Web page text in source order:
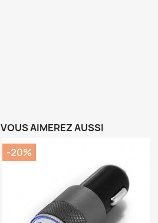
VOUS AIMEREZ AUSSI
-20%